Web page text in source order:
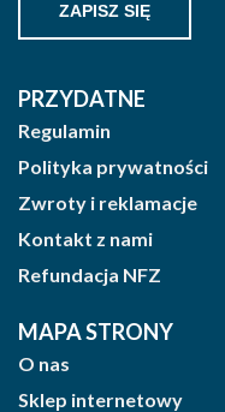
PRZYDATNE
Regulamin
Polityka prywatności
Zwroty i reklamacje
Kontakt z nami
Refundacja NFZ
MAPA STRONY
O nas
Sklep internetowy